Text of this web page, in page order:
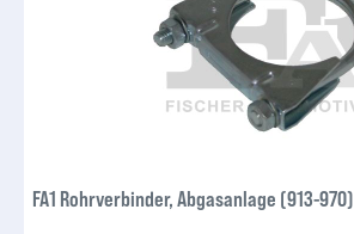
FA1 Rohrverbinder, Abgasanlage (913-970)